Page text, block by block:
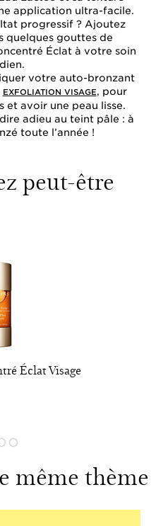
application ultra-facile.
progressif ? Ajoutez
quelques gouttes de
Éclatà votre soin
votre auto-bronzant
EXFOLIATION VISAGE, pour
et avoir une peau lisse.
adieu au teint pâle : à
toute l’année !
peut-être
Éclat Visage
même thème